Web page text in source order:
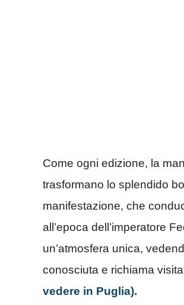
Come ogni edizione, la
trasformano lo splendido
manifestazione, che
all’epoca dell’imperatore
un’atmosfera unica,
conosciuta e richiama
vedere in Puglia).